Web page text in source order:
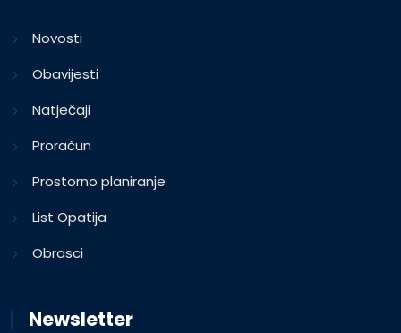
Novosti
Obavijesti
Natječaji
Proračun
Prostorno planiranje
List Opatija
Obrasci
Newsletter